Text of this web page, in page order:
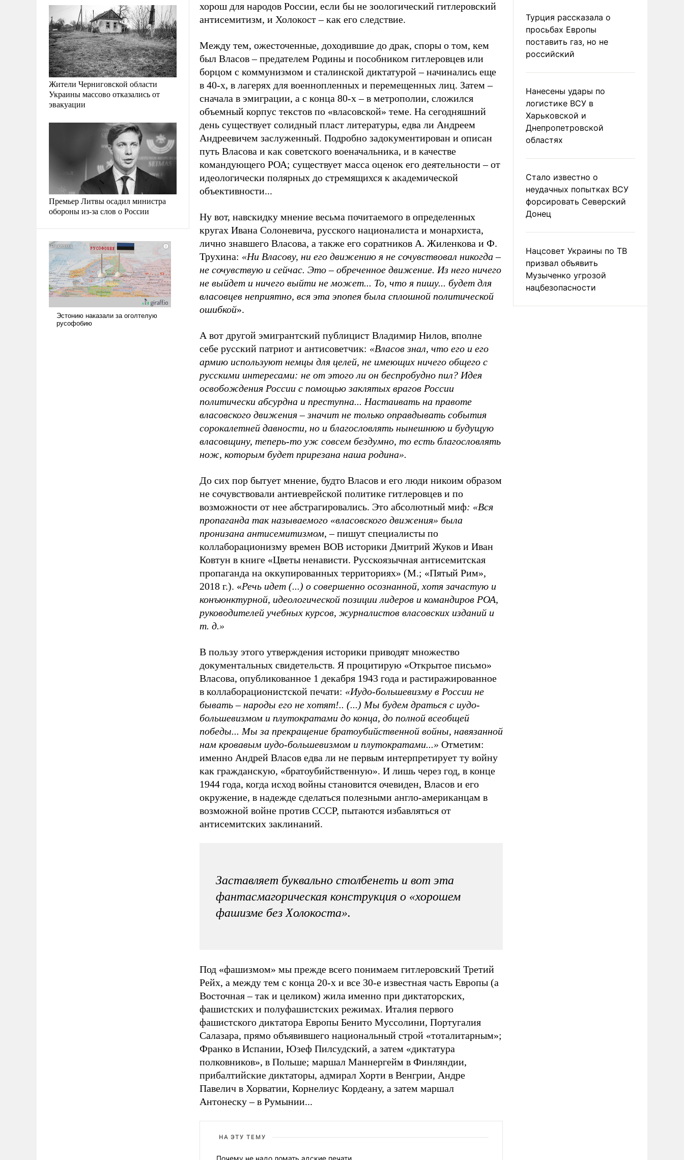
Жители Черниговской области
Украины массово отказались от
эвакуации
Премьер Литвы осадил министра
обороны из-за слов о России
хорош для народов России, если бы не зоологический гитлеровский
антисемитизм, и Холокост – как его следствие.
Между тем, ожесточенные, доходившие до драк, споры о том, кем
был Власов – предателем Родины и пособником гитлеровцев или
борцом с коммунизмом и сталинской диктатурой – начинались еще
в 40-х, в лагерях для военнопленных и перемещенных лиц. Затем –
сначала в эмиграции, а с конца 80-х – в метрополии, сложился
объемный корпус текстов по «власовской» теме. На сегодняшний
день существует солидный пласт литературы, едва ли Андреем
Андреевичем заслуженный. Подробно задокументирован и описан
путь Власова и как советского военачальника, и в качестве
командующего РОА; существует масса оценок его деятельности – от
идеологически полярных до стремящихся к академической
объективности...
Ну вот, навскидку мнение весьма почитаемого в определенных
кругах Ивана Солоневича, русского националиста и монархиста,
лично знавшего Власова, а также его соратников А. Жиленкова и Ф.
Трухина: «Ни Власову, ни его движению я не сочувствовал никогда–
не сочувствую и сейчас. Это–обреченное движение. Из него ничего
не выйдет и ничего выйти не может... То, что я пишу... будет для
власовцев неприятно, вся эта эпопея была сплошной политической
ошибкой».
А вот другой эмигрантский публицист Владимир Нилов, вполне
себе русский патриот и антисоветчик: «Власов знал, что его и его
армию используют немцы для целей, не имеющих ничего общего с
русскими интересами: не от этого ли он беспробудно пил? Идея
освобождения России с помощью заклятых врагов России
политически абсурдна и преступна... Настаивать на правоте
власовского движения–значит не только оправдывать события
сорокалетней давности, но и благословлять нынешнюю и будущую
власовщину, теперь-то уж совсем бездумно, то есть благословлять
нож, которым будет прирезана наша родина».
До сих пор бытует мнение, будто Власов и его люди никоим образом
не сочувствовали антиеврейской политике гитлеровцев и по
возможности от нее абстрагировались. Это абсолютный миф: «Вся
пропаганда так называемого «власовского движения» была
пронизана антисемитизмом, – пишут специалисты по
коллаборационизму времен ВОВ историки Дмитрий Жуков и Иван
Ковтун в книге «Цветы ненависти. Русскоязычная антисемитская
пропаганда на оккупированных территориях» (М.; «Пятый Рим»,
2018 г.). «Речь идет (...) о совершенно осознанной, хотя зачастую и
конъюнктурной, идеологической позиции лидеров и командиров РОА,
руководителей учебных курсов, журналистов власовских изданий и
т. д.»
В пользу этого утверждения историки приводят множество
документальных свидетельств. Я процитирую «Открытое письмо»
Власова, опубликованное 1 декабря 1943 года и растиражированное
в коллаборационистской печати: «Иудо-большевизму в России не
бывать – народы его не хотят!.. (...) Мы будем драться с иудо-
большевизмом и плутократами до конца, до полной всеобщей
победы... Мы за прекращение братоубийственной войны, навязанной
нам кровавым иудо-большевизмом и плутократами...» Отметим:
именно Андрей Власов едва ли не первым интерпретирует ту войну
как гражданскую, «братоубийственную». И лишь через год, в конце
1944 года, когда исход войны становится очевиден, Власов и его
окружение, в надежде сделаться полезными англо-американцам в
возможной войне против СССР, пытаются избавляться от
антисемитских заклинаний.
Заставляет буквально столбенеть и вот эта
фантасмагорическая конструкция о «хорошем
фашизме без Холокоста».
Под «фашизмом» мы прежде всего понимаем гитлеровский Третий
Рейх, а между тем с конца 20-х и все 30-е известная часть Европы (а
Восточная – так и целиком) жила именно при диктаторских,
фашистских и полуфашистских режимах. Италия первого
фашистского диктатора Европы Бенито Муссолини, Португалия
Салазара, прямо объявившего национальный строй «тоталитарным»;
Франко в Испании, Юзеф Пилсудский, а затем «диктатура
полковников», в Польше; маршал Маннергейм в Финляндии,
прибалтийские диктаторы, адмирал Хорти в Венгрии, Андре
Павелич в Хорватии, Корнелиус Кордеану, а затем маршал
Антонеску – в Румынии...
НА ЭТУ ТЕМУ
Почему не надо ломать адские печати
Турция рассказала о
просьбах Европы
поставить газ, но не
российский
Нанесены удары по
логистике ВСУ в
Харьковской и
Днепропетровской
областях
Стало известно о
неудачных попытках ВСУ
форсировать Северский
Донец
Нацсовет Украины по ТВ
призвал объявить
Музыченко угрозой
нацбезопасности